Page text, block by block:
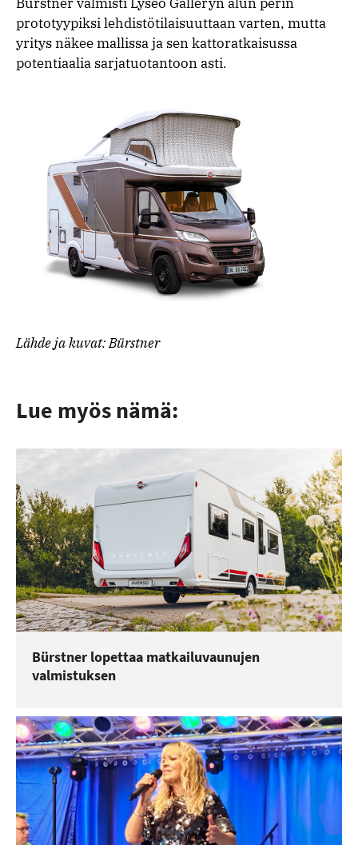
prototyypiksi lehdistötilaisuuttaan varten, mutta
yritys näkee mallissa ja sen kattoratkaisussa
potentiaalia sarjatuotantoon asti.
Lähde ja kuvat: Bürstner
Lue myös nämä:
Bürstner lopettaa matkailuvaunujen
valmistuksen